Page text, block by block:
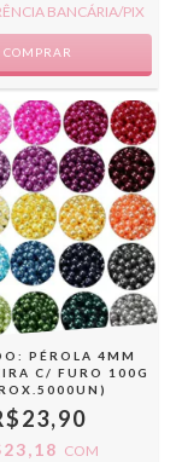
BANCÁRIA/PIX
COMPRAR
PÉROLA 4MM
C/ FURO 100G
COM